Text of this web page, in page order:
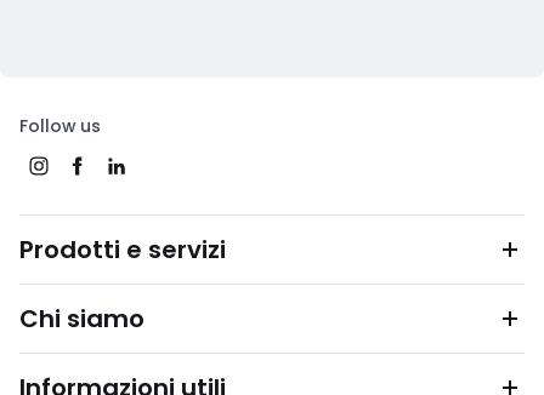
Follow us
Prodotti e servizi
Chi siamo
Informazioni utili